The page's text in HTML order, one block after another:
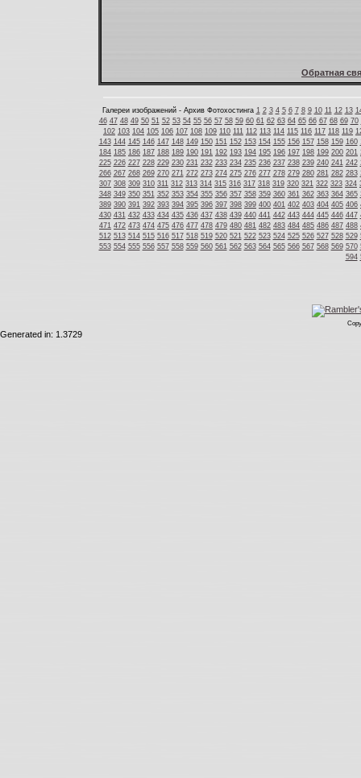
Обратная
Галереи изображений - Архив Фотохостинга 1 2 3 4 5 6 7 8 9 10 11 12 13
46 47 48 49 50 51 52 53 54 55 56 57 58 59 60 61 62 63 64 65 66 67 68 69 70
102 103 104 105 106 107 108 109 110 111 112 113 114 115 116 117 118 119
143 144 145 146 147 148 149 150 151 152 153 154 155 156 157 158 159 160
184 185 186 187 188 189 190 191 192 193 194 195 196 197 198 199 200 201
225 226 227 228 229 230 231 232 233 234 235 236 237 238 239 240 241 242
266 267 268 269 270 271 272 273 274 275 276 277 278 279 280 281 282 283
307 308 309 310 311 312 313 314 315 316 317 318 319 320 321 322 323 324
348 349 350 351 352 353 354 355 356 357 358 359 360 361 362 363 364 365
389 390 391 392 393 394 395 396 397 398 399 400 401 402 403 404 405 406
430 431 432 433 434 435 436 437 438 439 440 441 442 443 444 445 446 447
471 472 473 474 475 476 477 478 479 480 481 482 483 484 485 486 487 488
512 513 514 515 516 517 518 519 520 521 522 523 524 525 526 527 528 529
553 554 555 556 557 558 559 560 561 562 563 564 565 566 567 568 569 570
594
Generated in: 1.3729